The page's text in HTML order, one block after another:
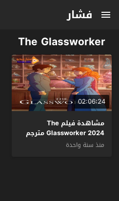
فشار
The Glassworker
02:06:24
مشاهدة فيلم The
Glassworker 2024 مترجم
منذ سنة واحدة